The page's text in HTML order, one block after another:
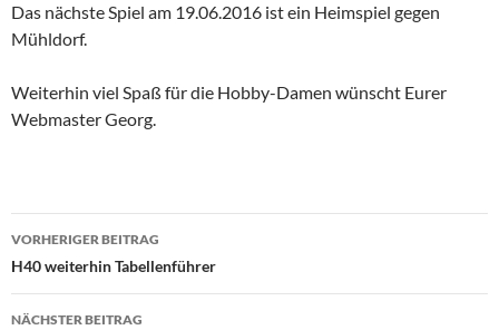
Das nächste Spiel am 19.06.2016 ist ein Heimspiel gegen
Mühldorf.
Weiterhin viel Spaß für die Hobby-Damen wünscht Eurer
Webmaster Georg.
Beitragsnavigation
VORHERIGER BEITRAG
H40 weiterhin Tabellenführer
NÄCHSTER BEITRAG